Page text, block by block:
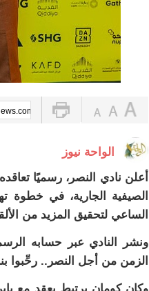
?p=84524
الواحة نيوز
أعلن نادي النصر، رسميًا
الصيفية الجارية، في خطوة
الساعي لتحقيق المزيد من
ونشر النادي عبر حسابه
الزمن من أجل النصر.. رحِّبوا